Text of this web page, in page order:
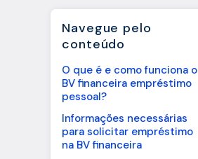
Navegue pelo
conteúdo
O que é e como funciona o
BV financeira empréstimo
pessoal?
Informações necessárias
para solicitar empréstimo
na BV financeira